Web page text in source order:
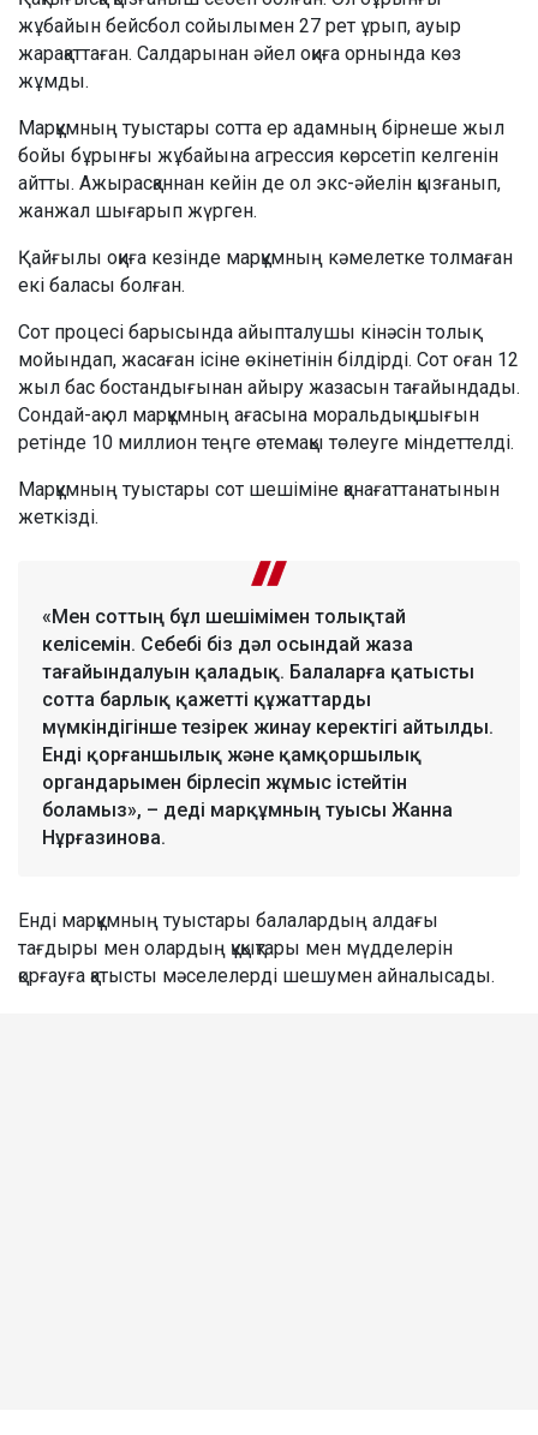
жұбайын бейсбол сойылымен 27 рет ұрып, ауыр
жарақаттаған. Салдарынан әйел оқиға орнында көз
жұмды.
Марқұмның туыстары сотта ер адамның бірнеше жыл
бойы бұрынғы жұбайына агрессия көрсетіп келгенін
айтты. Ажырасқаннан кейін де ол экс-әйелін қызғанып,
жанжал шығарып жүрген.
Қайғылы оқиға кезінде марқұмның кәмелетке толмаған
екі баласы болған.
Сот процесі барысында айыпталушы кінәсін толық
мойындап, жасаған ісіне өкінетінін білдірді. Сот оған 12
жыл бас бостандығынан айыру жазасын тағайындады.
Сондай-ақ ол марқұмның ағасына моральдық шығын
ретінде 10 миллион теңге өтемақы төлеуге міндеттелді.
Марқұмның туыстары сот шешіміне қанағаттанатынын
жеткізді.
«Мен соттың бұл шешімімен толықтай
келісемін. Себебі біз дәл осындай жаза
тағайындалуын қаладық. Балаларға қатысты
сотта барлық қажетті құжаттарды
мүмкіндігінше тезірек жинау керектігі айтылды.
Енді қорғаншылық және қамқоршылық
органдарымен бірлесіп жұмыс істейтін
боламыз», – деді марқұмның туысы Жанна
Нұрғазинова.
Енді марқұмның туыстары балалардың алдағы
тағдыры мен олардың құқықтары мен мүдделерін
қорғауға қатысты мәселелерді шешумен айналысады.